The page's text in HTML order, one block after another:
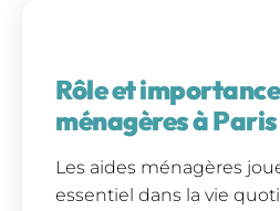
Rôle et
ménagères à Paris
Les aides ménagères
essentiel dans la vie